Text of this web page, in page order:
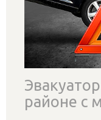
районе с